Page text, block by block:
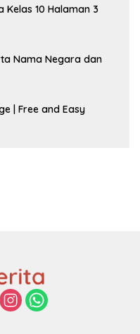
Kelas 10 Halaman 3
Nama Negara dan
| Free and Easy